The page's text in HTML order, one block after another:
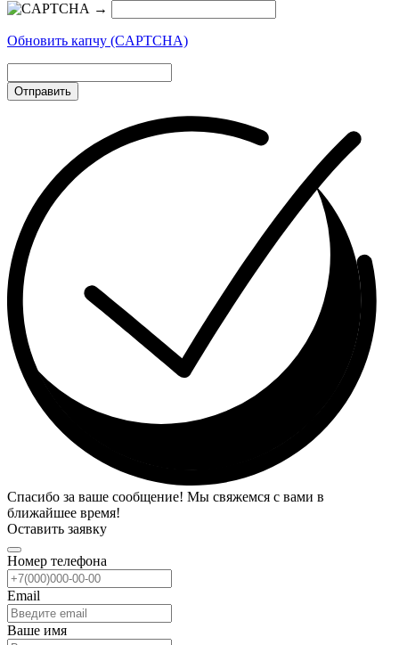
→
Обновить капчу (CAPTCHA)
Отправить
Спасибо за ваше сообщение! Мы свяжемся с вами в
ближайшее время!
Оставить заявку
Номер телефона
Email
Ваше имя